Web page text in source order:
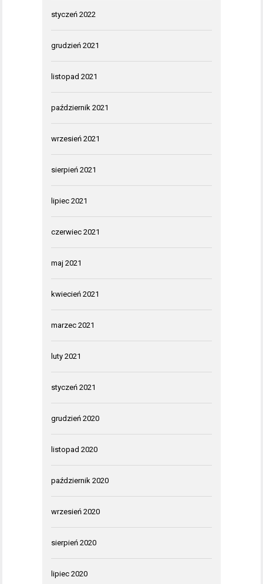
styczeń 2022
grudzień 2021
listopad 2021
październik 2021
wrzesień 2021
sierpień 2021
lipiec 2021
czerwiec 2021
maj 2021
kwiecień 2021
marzec 2021
luty 2021
styczeń 2021
grudzień 2020
listopad 2020
październik 2020
wrzesień 2020
sierpień 2020
lipiec 2020